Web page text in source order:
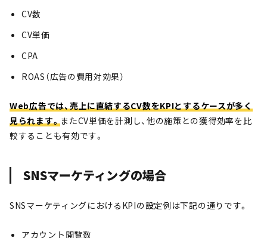
CV数
CV単価
CPA
ROAS（広告の費用対効果）
Web広告では、売上に直結するCV数をKPIとするケースが多く
見られます。 またCV単価を計測し、他の施策との獲得効率を比
較することも有効です。
SNSマーケティングの場合
SNSマーケティングにおけるKPIの設定例は下記の通りです。
アカウント閲覧数